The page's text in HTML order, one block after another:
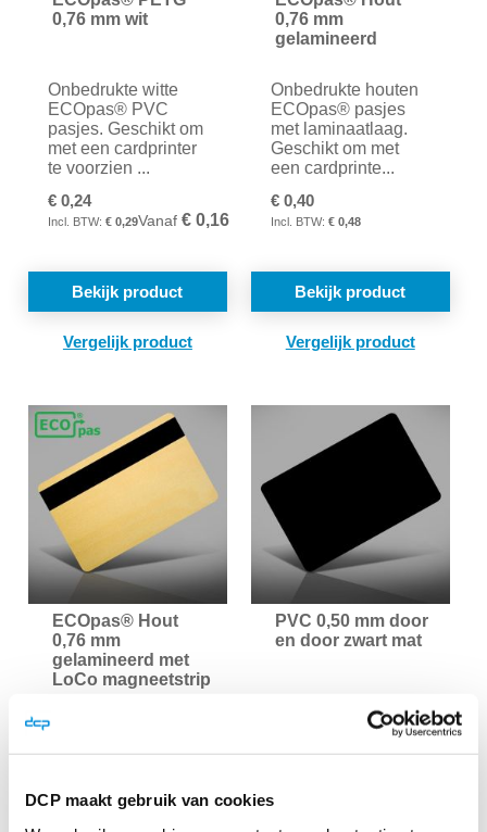
DCP maakt gebruik van cookies
0,76 mm wit
Onbedrukte witte
ECOpas® PVC
pasjes. Geschikt om
met een cardprinter
te voorzien ...
€ 0,24
€ 0,29Vanaf € 0,16
Bekijk product
TOEVOEGEN
VERGELIJKEN
0,76 mm
gelamineerd
Onbedrukte houten
ECOpas® pasjes
met laminaatlaag.
Geschikt om met
een cardprinte...
€ 0,40
€ 0,48
Bekijk product
ECOpas® Hout
0,76 mm
gelamineerd met
LoCo magneetstrip
ECOpas® pasjes
met laminaatlaag en
PVC 0,50 mm door
en door zwart mat
Onbedrukte mat
zwarte PVC pasjes.
Geschikt om met